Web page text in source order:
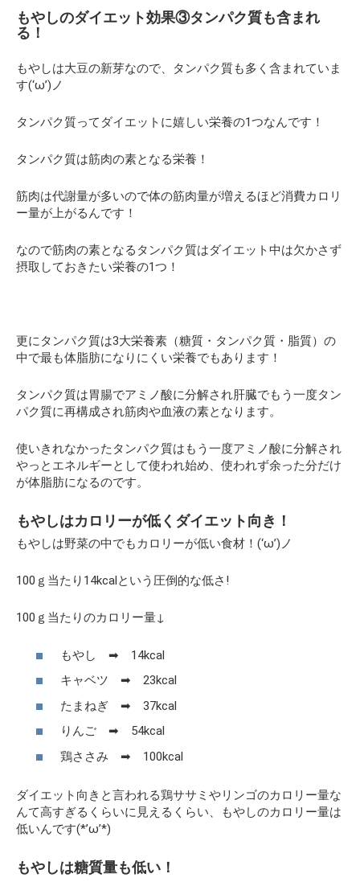
もやしのダイエット効果③タンパク質も含まれ
る！
もやしは大豆の新芽なので、タンパク質も多く含まれていま
す(‘ω’)ノ
タンパク質ってダイエットに嬉しい栄養の1つなんです！
タンパク質は筋肉の素となる栄養！
筋肉は代謝量が多いので体の筋肉量が増えるほど消費カロリ
ー量が上がるんです！
なので筋肉の素となるタンパク質はダイエット中は欠かさず
摂取しておきたい栄養の1つ！
更にタンパク質は3大栄養素（糖質・タンパク質・脂質）の
中で最も体脂肪になりにくい栄養でもあります！
タンパク質は胃腸でアミノ酸に分解され肝臓でもう一度タン
パク質に再構成され筋肉や血液の素となります。
使いきれなかったタンパク質はもう一度アミノ酸に分解され
やっとエネルギーとして使われ始め、使われず余った分だけ
が体脂肪になるのです。
もやしはカロリーが低くダイエット向き！
もやしは野菜の中でもカロリーが低い食材！(‘ω’)ノ
100ｇ当たり14kcalという圧倒的な低さ!
100ｇ当たりのカロリー量↓
もやし ➡ 14kcal
キャベツ ➡ 23kcal
たまねぎ ➡ 37kcal
りんご ➡ 54kcal
鶏ささみ ➡ 100kcal
ダイエット向きと言われる鶏ササミやリンゴのカロリー量な
んて高すぎるくらいに見えるくらい、もやしのカロリー量は
低いんです(*’ω’*)
もやしは糖質量も低い！